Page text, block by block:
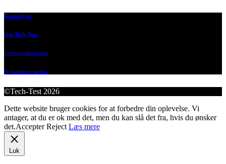
Kontakt os
Om Tech-Test
Vores bedømmelse
Nyhedsbrevsarkiv
©Tech-Test 2026
Dette website bruger cookies for at forbedre din oplevelse. Vi
antager, at du er ok med det, men du kan slå det fra, hvis du ønsker
det.Accepter Reject Læs mere
Luk